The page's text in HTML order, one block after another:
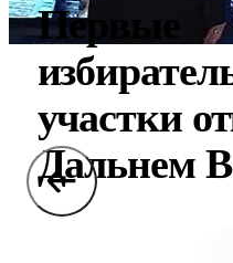
Первые
участки
Дальнем